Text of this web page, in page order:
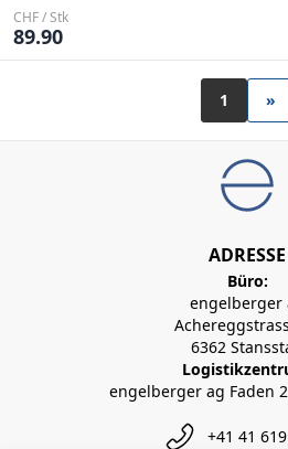
CHF / Stk
89.90
1 »
ADRESSE
Büro:
engelberger
6362
engelberger ag Faden
+41 41